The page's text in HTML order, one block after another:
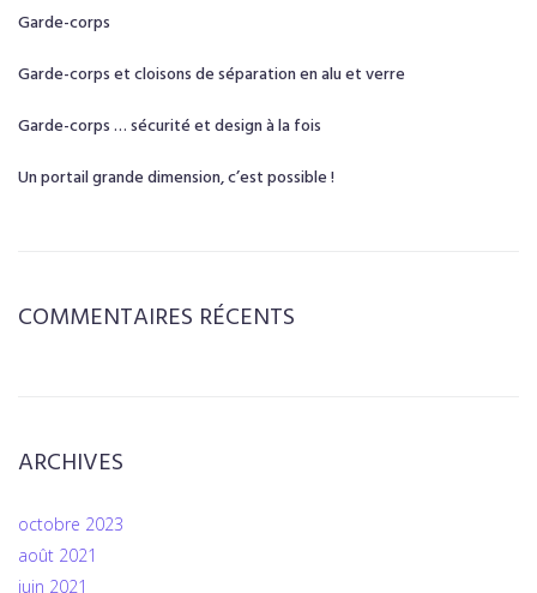
Garde-corps
Garde-corps et cloisons de séparation en alu et verre
Garde-corps … sécurité et design à la fois
Un portail grande dimension, c’est possible !
COMMENTAIRES RÉCENTS
ARCHIVES
octobre 2023
août 2021
juin 2021